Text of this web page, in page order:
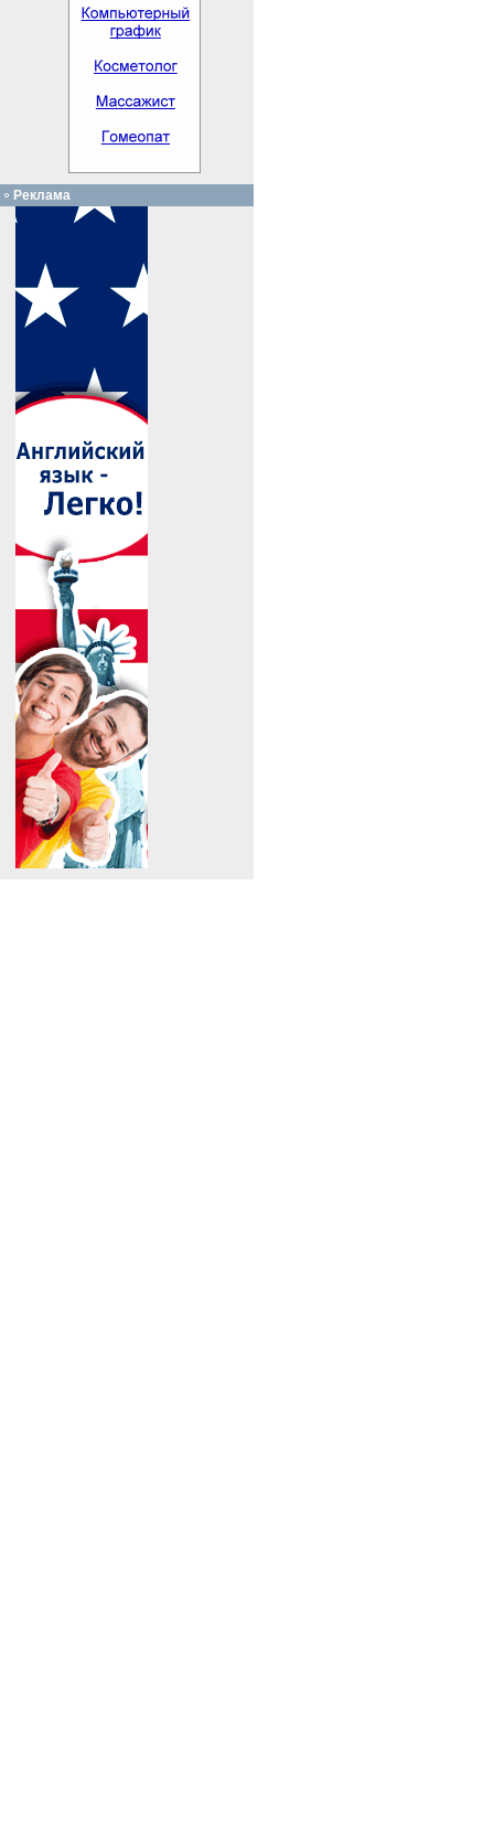
Реклама